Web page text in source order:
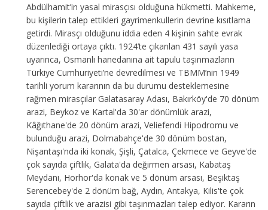
Abdülhamit’in yasal mirasçısı olduğuna hükmetti. Mahkeme,
bu kişilerin talep ettikleri gayrimenkullerin devrine kısıtlama
getirdi. Mirasçı olduğunu iddia eden 4 kişinin sahte evrak
düzenlediği ortaya çıktı. 1924’te çıkarılan 431 sayılı yasa
uyarınca, Osmanlı hanedanına ait tapulu taşınmazların
Türkiye Cumhuriyeti’ne devredilmesi ve TBMM’nin 1949
tarihli yorum kararının da bu durumu desteklemesine
rağmen mirasçılar Galatasaray Adası, Bakırköy'de 70 dönüm
arazi, Beykoz ve Kartal'da 30'ar dönümlük arazi,
Kâğıthane'de 20 dönüm arazi, Veliefendi Hipodromu ve
bulunduğu arazi, Dolmabahçe'de 30 dönüm bostan,
Nişantaşı'nda iki konak, Şişli, Çatalca, Çekmece ve Geyve'de
çok sayıda çiftlik, Galata'da değirmen arsası, Kabataş
Meydanı, Horhor'da konak ve 5 dönüm arsası, Beşiktaş
Serencebey'de 2 dönüm bağ, Aydın, Antakya, Kilis'te çok
sayıda çiftlik ve arazisi gibi taşınmazları talep ediyor. Kararın